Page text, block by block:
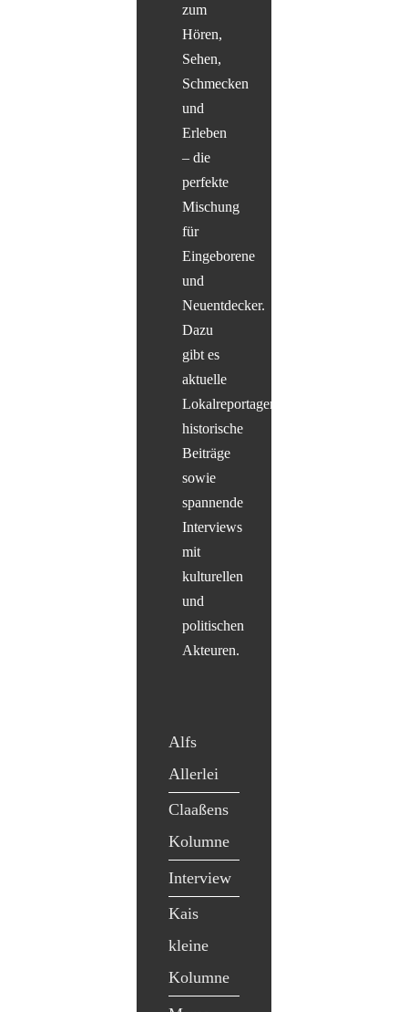
zum
Hören,
Sehen,
Schmecken
und
Erleben
– die
perfekte
Mischung
für
Eingeborene
und
Neuentdecker.
Dazu
gibt es
aktuelle
Lokalreportagen,
historische
Beiträge
sowie
spannende
Interviews
mit
kulturellen
und
politischen
Akteuren.
Alfs
Allerlei
Claaßens
Kolumne
Interview
Kais
kleine
Kolumne